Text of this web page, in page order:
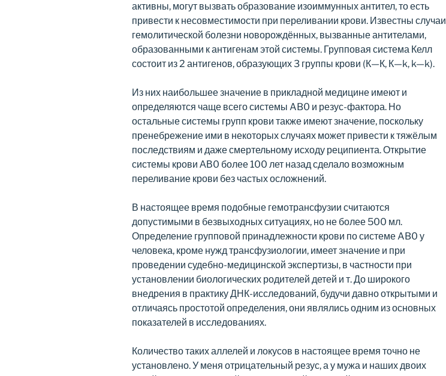
активны, могут вызвать образование изоиммунных антител, то есть
привести к несовместимости при переливании крови. Известны случаи
гемолитической болезни новорождённых, вызванные антителами,
образованными к антигенам этой системы. Групповая система Келл
состоит из 2 антигенов, образующих 3 группы крови (К—К, К—k, k—k).
Из них наибольшее значение в прикладной медицине имеют и
определяются чаще всего системы AB0 и резус-фактора. Но
остальные системы групп крови также имеют значение, поскольку
пренебрежение ими в некоторых случаях может привести к тяжёлым
последствиям и даже смертельному исходу реципиента. Открытие
системы крови АВ0 более 100 лет назад сделало возможным
переливание крови без частых осложнений.
В настоящее время подобные гемотрансфузии считаются
допустимыми в безвыходных ситуациях, но не более 500 мл.
Определение групповой принадлежности крови по системе AB0 у
человека, кроме нужд трансфузиологии, имеет значение и при
проведении судебно-медицинской экспертизы, в частности при
установлении биологических родителей детей и т. До широкого
внедрения в практику ДНК-исследований, будучи давно открытыми и
отличаясь простотой определения, они являлись одним из основных
показателей в исследованиях.
Количество таких аллелей и локусов в настоящее время точно не
установлено. У меня отрицательный резус, а у мужа и наших двоих